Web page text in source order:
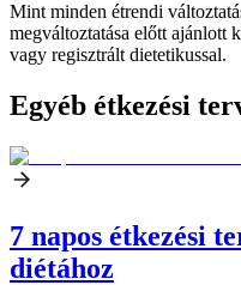
Mint minden étrendi
megváltoztatása előtt ajánlott
vagy regisztrált dietetikussal.
Egyéb étkezési
7 napos étkezési
diétához